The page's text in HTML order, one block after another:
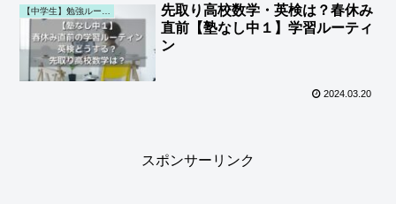
【中学生】勉強ルーティン (第一子)
先取り高校数学・英検は？春休み
直前【塾なし中１】学習ルーティ
ン
2024.03.20
スポンサーリンク